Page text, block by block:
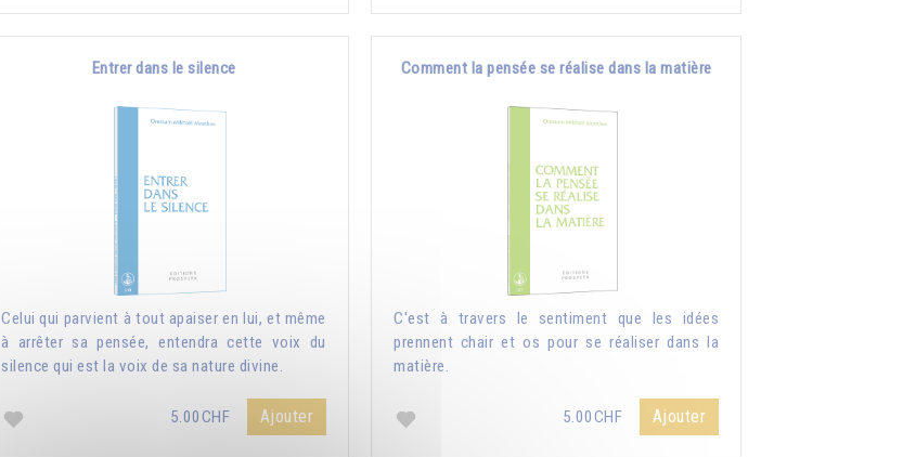
Entrer dans le silence
Celui qui parvient à tout apaiser en lui, et même
à arrêter sa pensée, entendra cette voix du
silence qui est la voix de sa nature divine.
5.00CHF Ajouter
Comment la pensée se réalise dans la matière
C'est à travers le sentiment que les idées
prennent chair et os pour se réaliser dans la
matière.
5.00CHF Ajouter